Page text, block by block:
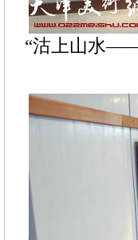
“沽上山水